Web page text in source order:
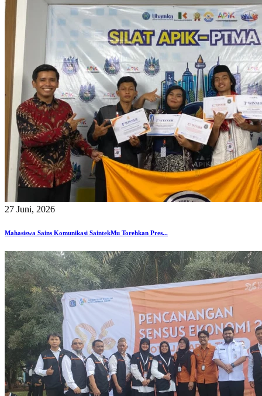
27 Juni, 2026
Mahasiswa Sains Komunikasi SaintekMu Torehkan Pres...